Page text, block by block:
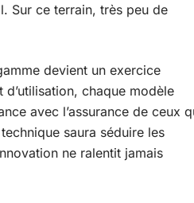
Sur ce terrain, très peu de
devient un exercice
chaque modèle
avec l’assurance de ceux
saura séduire les
ne ralentit jamais